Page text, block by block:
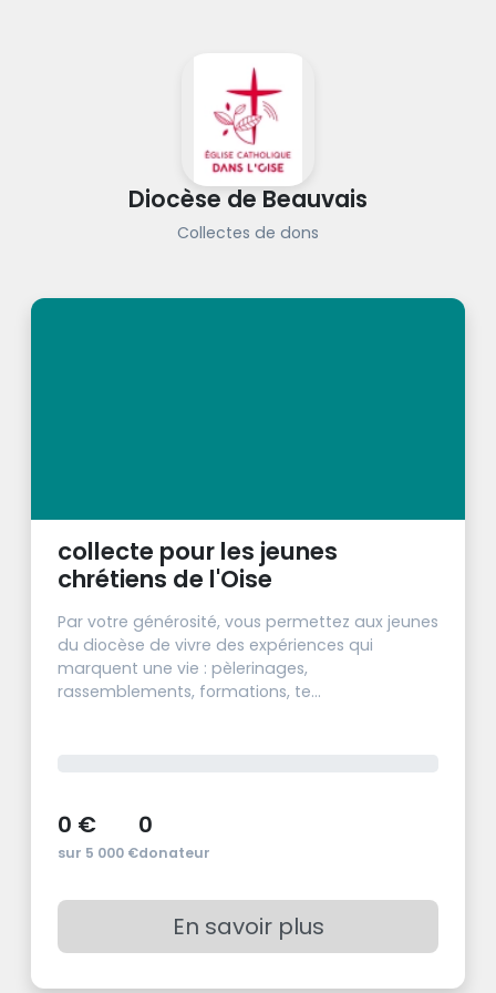
Diocèse de Beauvais
Collectes de dons
collecte pour les jeunes
chrétiens de l'Oise
Par votre générosité, vous permettez aux jeunes
du diocèse de vivre des expériences qui
marquent une vie : pèlerinages,
rassemblements, formations, te...
0 €
sur 5 000 €
0
donateur
En savoir plus